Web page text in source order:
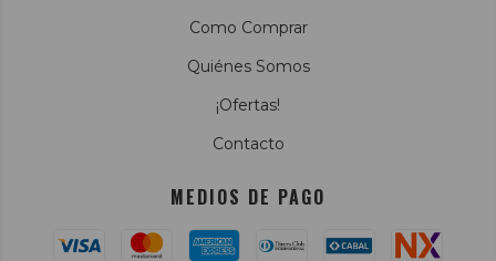
Como Comprar
Quiénes Somos
¡Ofertas!
Contacto
MEDIOS DE PAGO